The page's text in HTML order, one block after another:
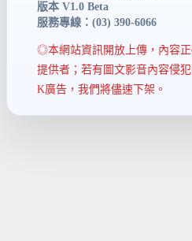
版本 V1.0 Beta
服務專線：(03) 390-6066
◎本網站資訊開放上傳，內容
提供者；若有圖文影音內容侵
K廣告，我們將儘速下架。